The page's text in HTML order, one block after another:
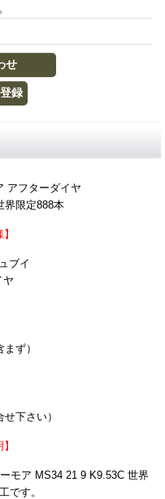
アフターダイヤ
界限定888本
ブイ
ヤ
ず）
下さい）
モア MS34 21 9 K9.53C 世界
です。